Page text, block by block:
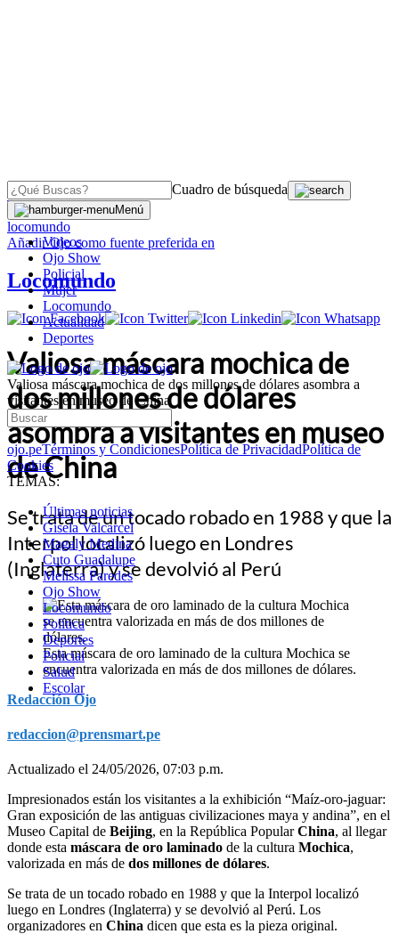
Cuadro de búsqueda
Menú
Videos
Ojo Show
Policial
Mujer
Locomundo
Actualidad
Deportes
Valiosa máscara mochica de dos millones de dólares asombra a
visitantes en museo de China
ojo.peTérminos y CondicionesPolítica de PrivacidadPolítica de
Cookies
TEMAS:
Últimas noticias
Gisela Valcarcel
Magaly Medina
Cuto Guadalupe
Melissa Paredes
Ojo Show
Locomundo
Política
Deportes
Policial
Salud
Escolar
OJO
locomundo
AñadirOjocomo fuente preferida en
Locomundo
Valiosa máscara mochica de
dos millones de dólares
asombra a visitantes en museo
de China
Se trata de un tocado robado en 1988 y que la
Interpol localizó luego en Londres
(Inglaterra) y se devolvió al Perú
Esta máscara de oro laminado de la cultura Mochica se
encuentra valorizada en más de dos millones de dólares.
Redacción Ojo
redaccion@prensmart.pe
Actualizado el 24/05/2026, 07:03 p.m.
Impresionados están los visitantes a la exhibición “Maíz-oro-jaguar:
Gran exposición de las antiguas civilizaciones maya y andina”, en el
Museo Capital de Beijing, en la República PopularChina, al llegar
donde esta máscara de oro laminado de la cultura Mochica,
valorizada en más de dos millones de dólares.
Se trata de un tocado robado en 1988 y que la Interpol localizó
luego en Londres (Inglaterra) y se devolvió al Perú. Los
organizadores en China dicen que esta es la pieza original.